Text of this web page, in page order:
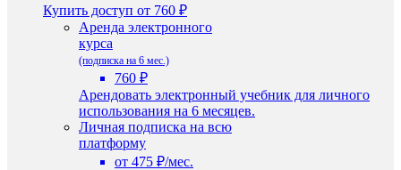
Купить доступ от 760 ₽
Аренда электронного
курса
(подписка на 6 мес.)
760 ₽
Арендовать электронный учебник для личного
использования на 6 месяцев.
Личная подписка на всю
платформу
от 475 ₽/мес.